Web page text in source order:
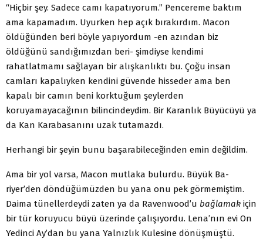
“Hiçbir şey. Sadece camı kapatıyorum.” Pencereme baktım
ama kapamadım. Uyurken hep açık bırakırdım. Macon
öldüğünden beri böyle yapıyordum -en azından biz
öldüğünü sandığımızdan beri- şimdiyse kendimi
rahatlatmamı sağlayan bir alışkanlıktı bu. Çoğu insan
camları kapalıyken kendini güvende hisseder ama ben
kapalı bir camın beni korktuğum şeylerden
koruyamayacağının bilincindeydim. Bir Karanlık Büyücüyü ya
da Kan Karabasanını uzak tutamazdı.
Herhangi bir şeyin bunu başarabileceğinden emin değildim.
Ama bir yol varsa, Macon mutlaka bulurdu. Büyük Ba-
riyer’den döndüğümüzden bu yana onu pek görmemiştim.
Daima tünellerdeydi zaten ya da Ravenwood’u bağlamak için
bir tür koruyucu büyü üzerinde çalışıyordu. Lena’nın evi On
Yedinci Ay’dan bu yana Yalnızlık Kulesine dönüşmüştü.